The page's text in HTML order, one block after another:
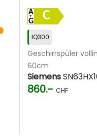
C
IQ300
Geschirrspüler
60cm
Siemens
860.- CHF